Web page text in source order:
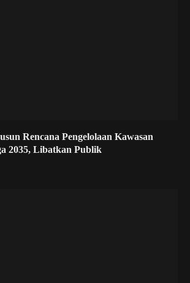
Rencana Pengelolaan Kawasan
2035, Libatkan Publik